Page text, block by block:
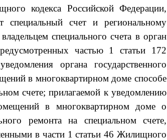
кодекса Российской Федерации,
специальный счет и региональному
специального счета в орган
частью 1 статьи 172
органа государственного
в многоквартирном доме способе
счете; прилагаемой к уведомлению
в многоквартирном доме о
ремонта на специальном счете,
в части 1 статьи 46 Жилищного